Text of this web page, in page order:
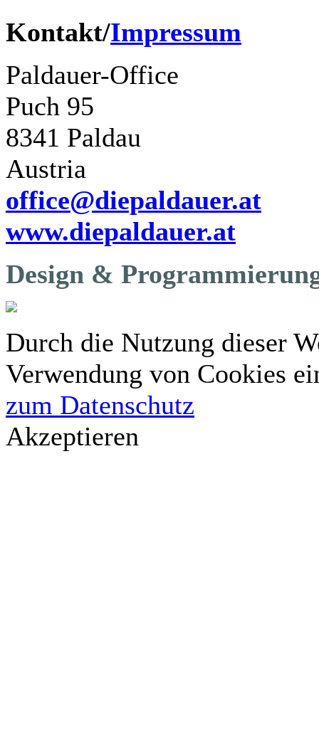
Kontakt/Impressum
Paldauer-Office
Puch 95
8341 Paldau
Austria
office@diepaldauer.at
www.diepaldauer.at
Design &
Durch die Nutzung dieser
Verwendung von Cookies
zum Datenschutz
Akzeptieren